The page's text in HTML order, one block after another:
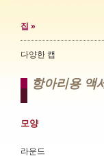
집 »
다양한 캡
항아리용 액
모양
라운드